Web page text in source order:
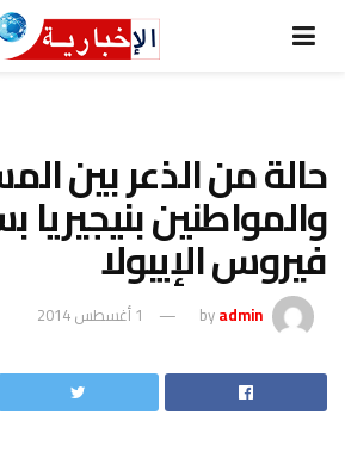
حالة من الذعر بين
والمواطنين بنيجيريا
فيروس الإيبولا
byadmin 1 أغسطس 2014